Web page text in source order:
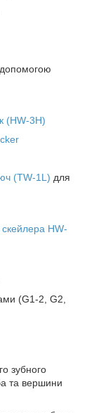
допомогою
(HW-3H)
(TW-1L) для
HW-
(G1-2, G2,
зубного
та вершини